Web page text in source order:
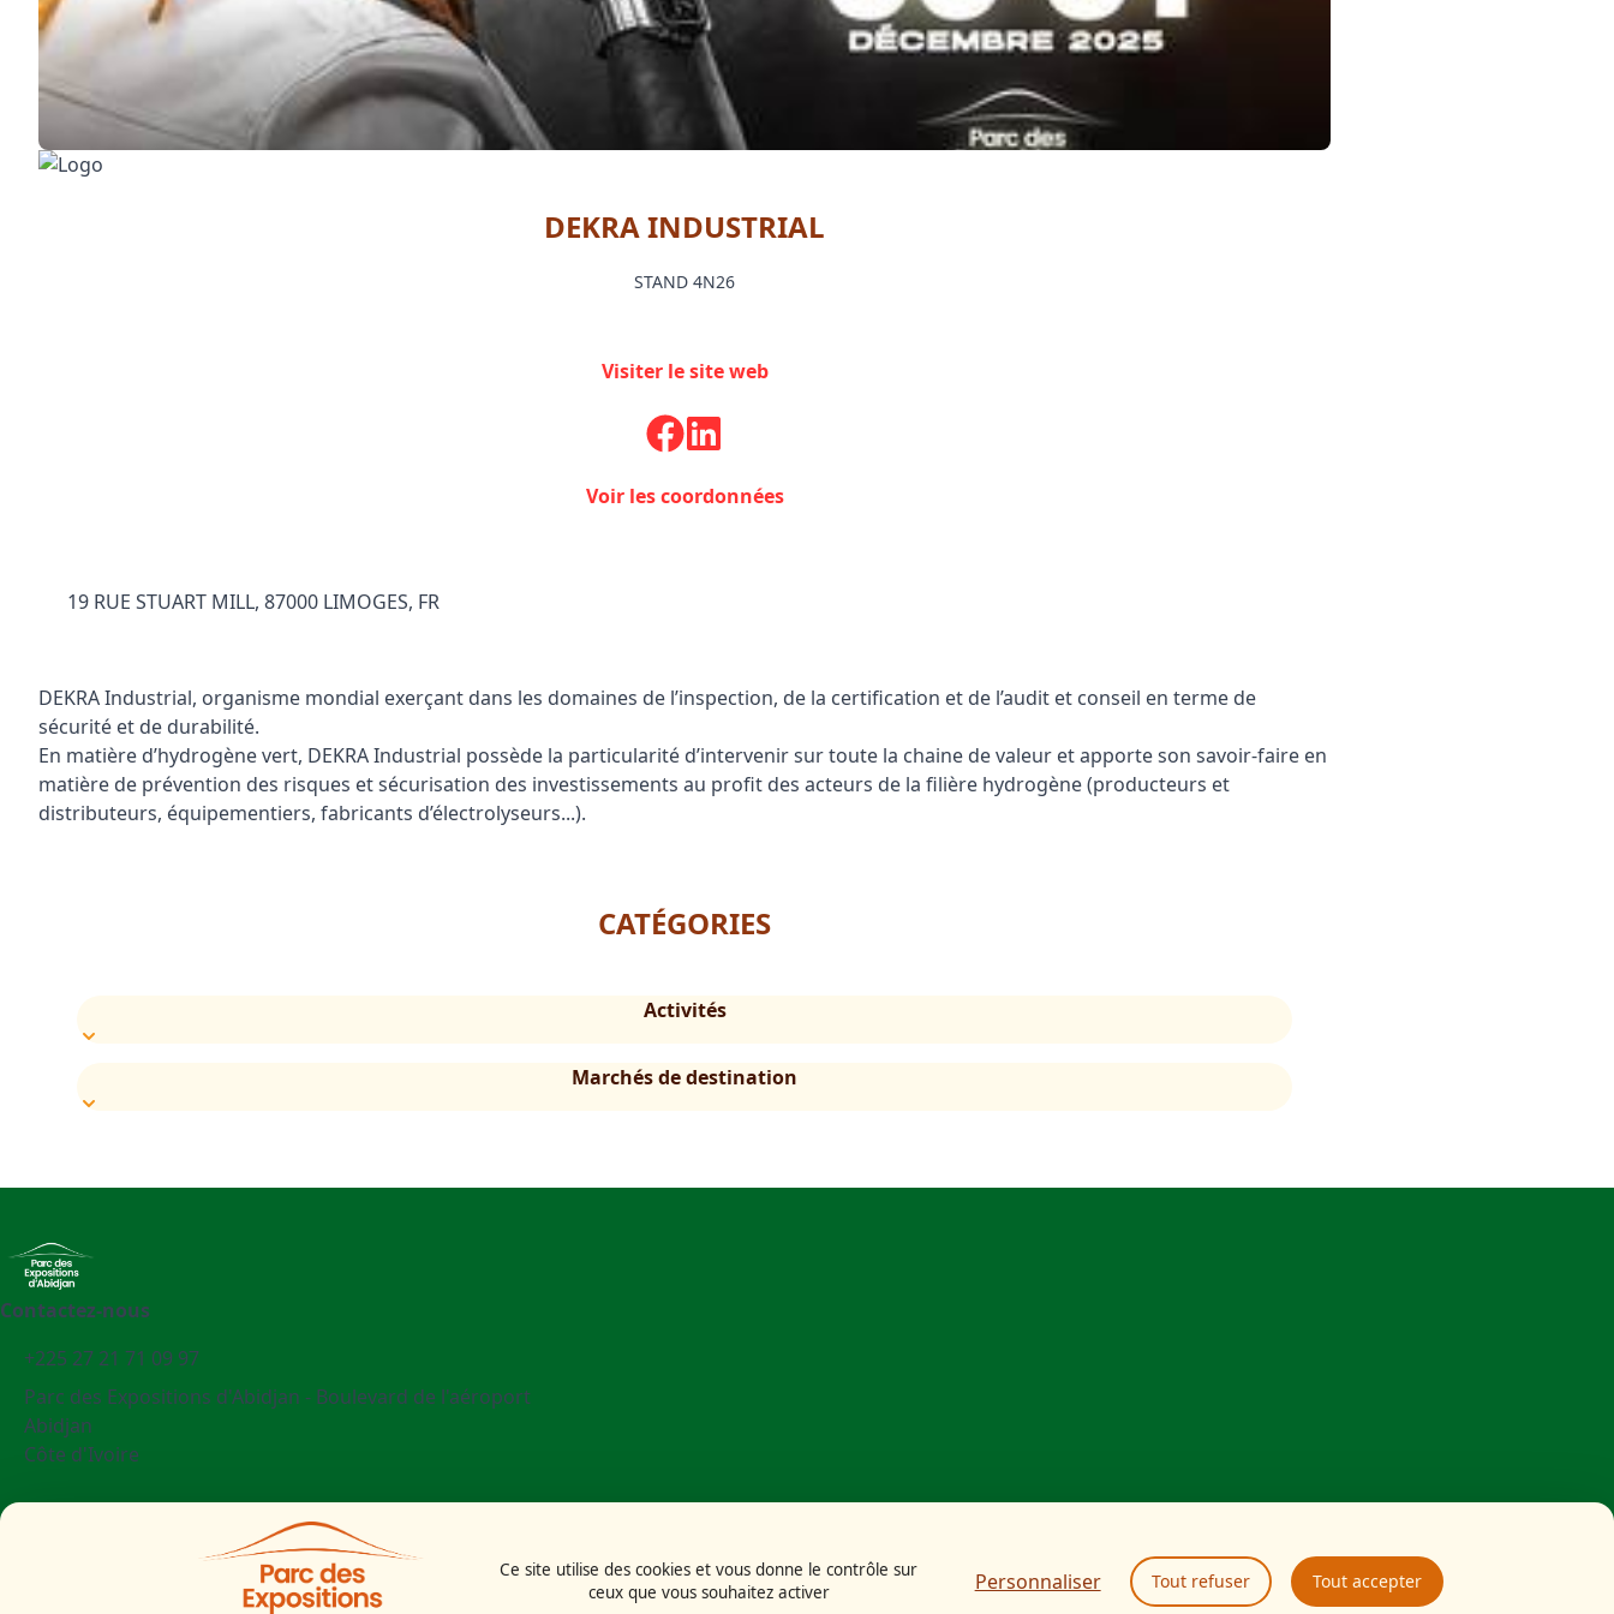
DEKRA INDUSTRIAL
STAND 4N26
Visiter le site web
Voir les coordonnées
19 RUE STUART MILL, 87000 LIMOGES, FR
DEKRA Industrial, organisme mondial exerçant dans les domaines de l’inspection, de la certification et de l’audit et conseil en terme de
sécurité et de durabilité.
En matière d’hydrogène vert, DEKRA Industrial possède la particularité d’intervenir sur toute la chaine de valeur et apporte son savoir-faire en
matière de prévention des risques et sécurisation des investissements au profit des acteurs de la filière hydrogène (producteurs et
distributeurs, équipementiers, fabricants d’électrolyseurs...).
CATÉGORIES
Activités
Marchés de destination
Contactez-nous
+225 27 21 71 09 97
Parc des Expositions d'Abidjan - Boulevard de l'aéroport
Abidjan
Côte d'Ivoire
Ce site utilise des cookies et vous donne le contrôle sur
ceux que vous souhaitez activer
Tout accepter
Tout refuser
Personnaliser